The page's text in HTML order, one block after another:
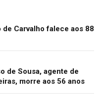
Carvalho falece aos 88
de Sousa, agente de
morre aos 56 anos